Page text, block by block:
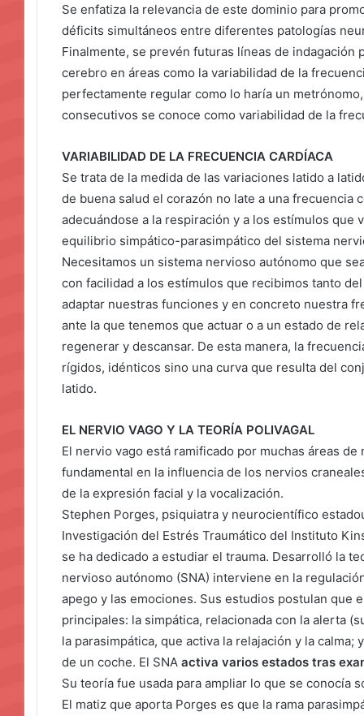
Se enfatiza la relevancia de este dominio para
déficits simultáneos entre diferentes patologías
Finalmente, se prevén futuras líneas de indagación
cerebro en áreas como la variabilidad de la
perfectamente regular como lo haría un
consecutivos se conoce como variabilidad de la
VARIABILIDAD DE LA FRECUENCIA CARDÍACA
Se trata de la medida de las variaciones latido a
de buena salud el corazón no late a una frecuencia
adecuándose a la respiración y a los estímulos que
equilibrio simpático-parasimpático del sistema
Necesitamos un sistema nervioso autónomo que
con facilidad a los estímulos que recibimos tanto
adaptar nuestras funciones y en concreto nuestra
ante la que tenemos que actuar o a un estado de
regenerar y descansar. De esta manera, la
rígidos, idénticos sino una curva que resulta del
latido.
EL NERVIO VAGO Y LA TEORÍA POLIVAGAL
El nervio vago está ramificado por muchas áreas
fundamental en la influencia de los nervios
de la expresión facial y la vocalización.
Stephen Porges, psiquiatra y neurocientífico
Investigación del Estrés Traumático del Instituto
se ha dedicado a estudiar el trauma. Desarrolló la
nervioso autónomo (SNA) interviene en la
apego y las emociones. Sus estudios postulan que
principales: la simpática, relacionada con la alerta
la parasimpática, que activa la relajación y la
de un coche. El SNA activa varios estados tras
Su teoría fue usada para ampliar lo que se conocía
El matiz que aporta Porges es que la rama